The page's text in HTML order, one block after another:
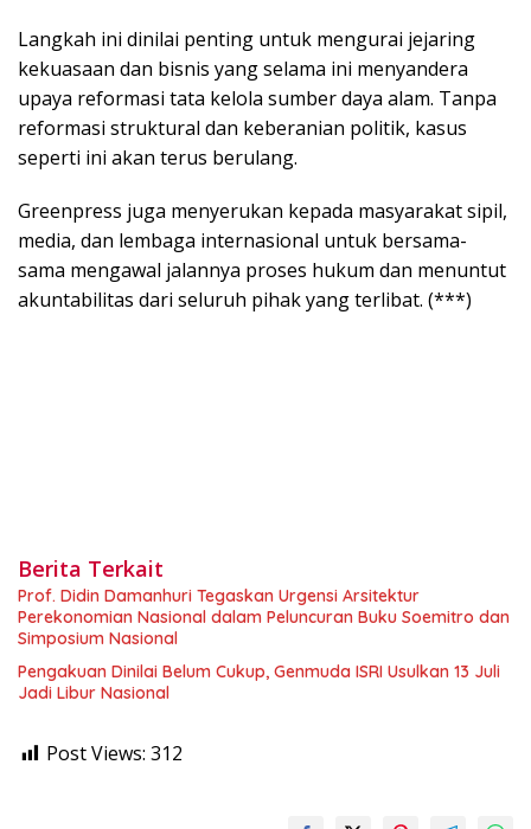
Langkah ini dinilai penting untuk mengurai jejaring
kekuasaan dan bisnis yang selama ini menyandera
upaya reformasi tata kelola sumber daya alam. Tanpa
reformasi struktural dan keberanian politik, kasus
seperti ini akan terus berulang.
Greenpress juga menyerukan kepada masyarakat sipil,
media, dan lembaga internasional untuk bersama-
sama mengawal jalannya proses hukum dan menuntut
akuntabilitas dari seluruh pihak yang terlibat. (***)
Berita Terkait
Prof. Didin Damanhuri Tegaskan Urgensi Arsitektur
Perekonomian Nasional dalam Peluncuran Buku Soemitro dan
Simposium Nasional
Pengakuan Dinilai Belum Cukup, Genmuda ISRI Usulkan 13 Juli
Jadi Libur Nasional
Post Views: 312